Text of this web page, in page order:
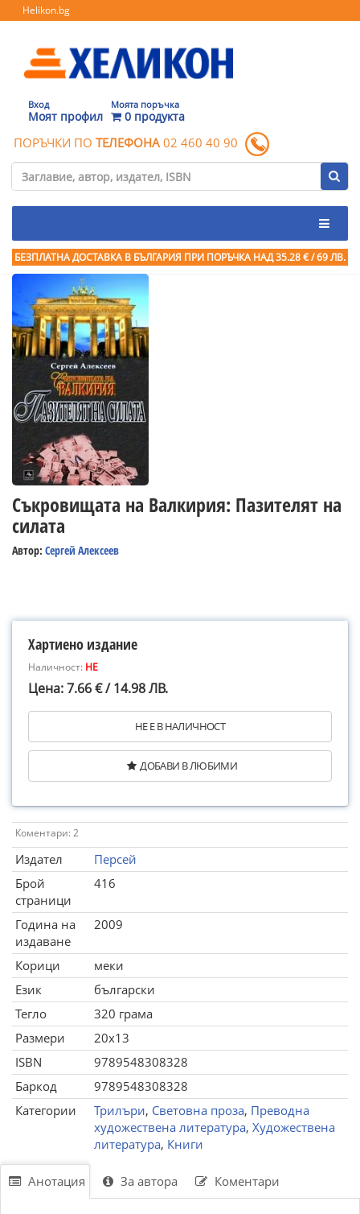
Helikon.bg
Вход
Моят профил
Моята поръчка
0 продукта
ПОРЪЧКИ ПО ТЕЛЕФОНА 02 460 40 90
БЕЗПЛАТНА ДОСТАВКА В БЪЛГАРИЯ ПРИ ПОРЪЧКА НАД 35.28 € / 69 ЛВ.
Съкровищата на Валкирия: Пазителят на
силата
Автор: Сергей Алексеев
Хартиено издание
Наличност: НЕ
Цена: 7.66 € / 14.98 ЛВ.
НЕ Е В НАЛИЧНОСТ
ДОБАВИ В ЛЮБИМИ
Коментари: 2
Издател
Персей
Брой
страници
416
Година на
издаване
2009
Корици
меки
Език
български
Тегло
320 грама
Размери
20x13
ISBN
9789548308328
Баркод
9789548308328
Категории
Трилъри, Световна проза, Преводна
художествена литература, Художествена
литература, Книги
Анотация За автора Коментари